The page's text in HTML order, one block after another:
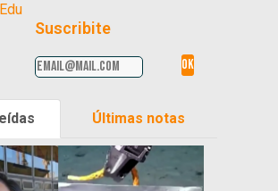
Suscribite
Últimas notas